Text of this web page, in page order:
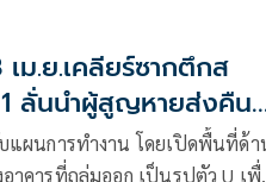
เม.ย.เคลียร์ซากตึกส
ลั่นนำผู้สูญหายส่งคืน
แผนการทำงาน โดยเปิดพื้นที่ด้า
าคารที่ถล่มออก เป็นรูปตัว U เพื่